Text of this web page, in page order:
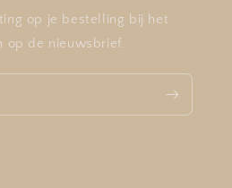
op je bestelling bij het
op de nieuwsbrief.